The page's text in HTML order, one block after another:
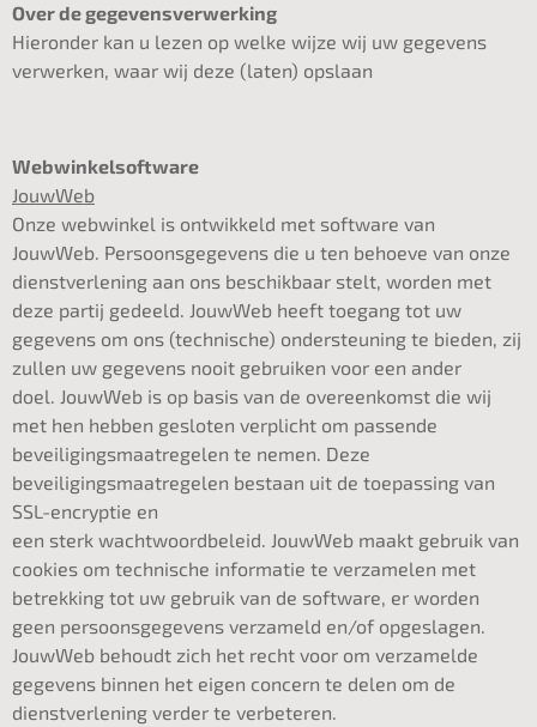
Over de gegevensverwerking
Hieronder kan u lezen op welke wijze wij uw gegevens
verwerken, waar wij deze (laten) opslaan
Webwinkelsoftware
JouwWeb
Onze webwinkel is ontwikkeld met software van
JouwWeb. Persoonsgegevens die u ten behoeve van onze
dienstverlening aan ons beschikbaar stelt, worden met
deze partij gedeeld. JouwWeb heeft toegang tot uw
gegevens om ons (technische) ondersteuning te bieden, zij
zullen uw gegevens nooit gebruiken voor een ander
doel. JouwWeb is op basis van de overeenkomst die wij
met hen hebben gesloten verplicht om passende
beveiligingsmaatregelen te nemen. Deze
beveiligingsmaatregelen bestaan uit de toepassing van
SSL-encryptie en
een sterk wachtwoordbeleid. JouwWeb maakt gebruik van
cookies om technische informatie te verzamelen met
betrekking tot uw gebruik van de software, er worden
geen persoonsgegevens verzameld en/of opgeslagen.
JouwWeb behoudt zich het recht voor om verzamelde
gegevens binnen het eigen concern te delen om de
dienstverlening verder te verbeteren.